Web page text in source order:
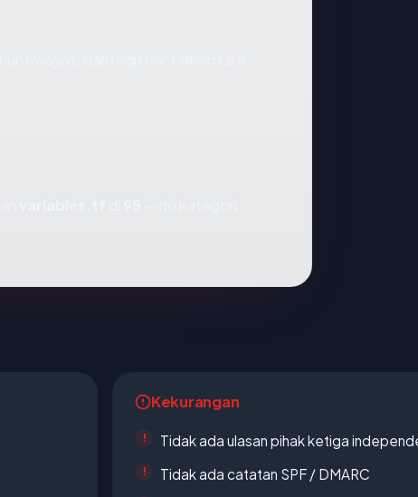
Kekurangan
Tidak ada ulasan pihak ketiga
Tidak ada catatan SPF / DMARC